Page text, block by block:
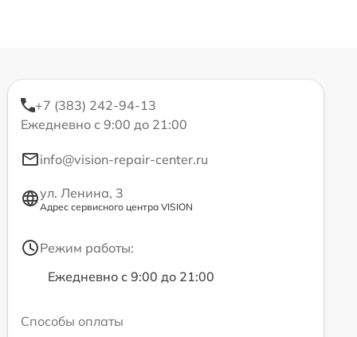
+7 (383) 242-94-13
Ежедневно с 9:00 до 21:00
info@vision-repair-center.ru
ул. Ленина, 3
Адрес сервисного центра VISION
Режим работы:
Ежедневно с 9:00 до 21:00
Способы оплаты